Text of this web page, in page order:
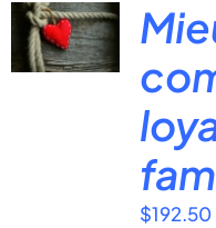
$192.50